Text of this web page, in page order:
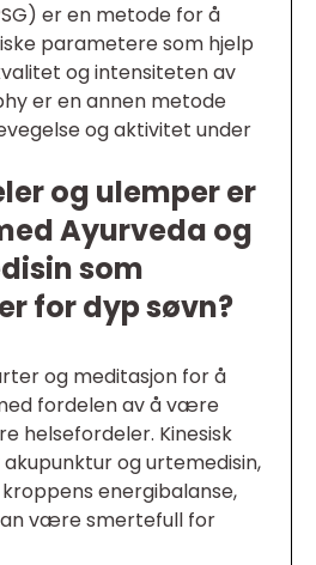
er en metode for å
parametere som hjelp
og intensiteten av
er en annen metode
og aktivitet under
og ulemper er
Ayurveda og
som
for dyp søvn?
og meditasjon for å
fordelen av å være
helsefordeler. Kinesisk
og urtemedisin,
energibalanse,
være smertefull for